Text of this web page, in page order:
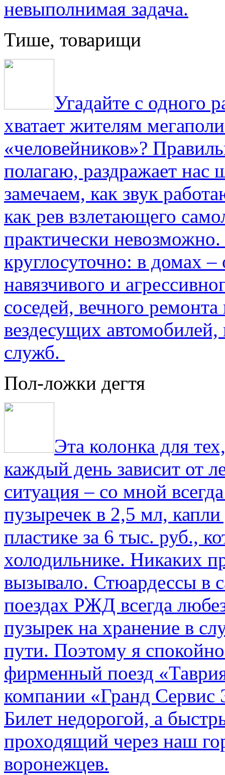
невыполнимая задача.
Тише, товарищи
Угадайте с одного
хватает жителям
«человейников»?
полагаю, раздражает нас
замечаем, как звук
как рев взлетающего
практически
круглосуточно: в домах
навязчивого и
соседей, вечного
вездесущих
служб.
Пол-ложки дегтя
Эта колонка для
каждый день зависит от
ситуация – со мной
пузыречек в 2,5 мл,
пластике за 6 тыс. руб.,
холодильнике. Никаких
вызывало. Стюардессы в
поездах РЖД всегда
пузырек на хранение в
пути. По­этому я
фирменный поезд
компании «Гранд Сервис
Билет недорогой, а
проходящий через наш
воронежцев.